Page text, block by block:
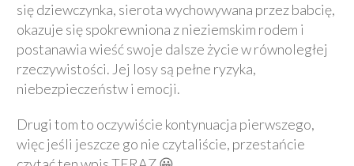
się dziewczynka, sierota wychowywana przez babcię,
okazuje się spokrewniona z nieziemskim rodem i
postanawia wieść swoje dalsze życie w równoległej
rzeczywistości. Jej losy są pełne ryzyka,
niebezpieczeństw i emocji.
Drugi tom to oczywiście kontynuacja pierwszego,
więc jeśli jeszcze go nie czytaliście, przestańcie